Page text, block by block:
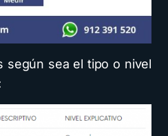
según sea el tipo o nivel